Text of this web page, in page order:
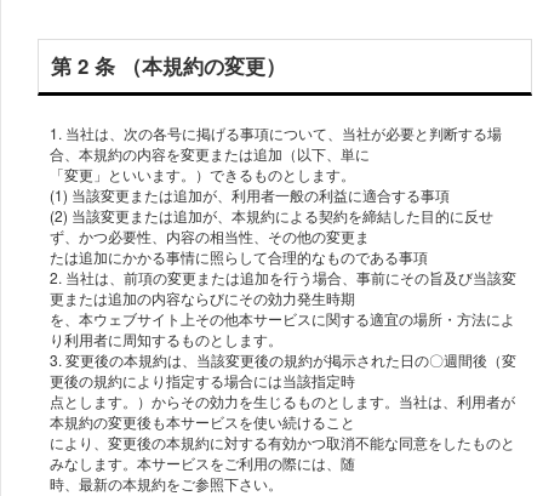
第 2 条 （本規約の変更）
1. 当社は、次の各号に掲げる事項について、当社が必要と判断する場
合、本規約の内容を変更または追加（以下、単に
「変更」といいます。）できるものとします。
(1) 当該変更または追加が、利⽤者⼀般の利益に適合する事項
(2) 当該変更または追加が、本規約による契約を締結した⽬的に反せ
ず、かつ必要性、内容の相当性、その他の変更ま
たは追加にかかる事情に照らして合理的なものである事項
2. 当社は、前項の変更または追加を⾏う場合、事前にその旨及び当該変
更または追加の内容ならびにその効⼒発⽣時期
を、本ウェブサイト上その他本サービスに関する適宜の場所・⽅法によ
り利⽤者に周知するものとします。
3. 変更後の本規約は、当該変更後の規約が掲⽰された⽇の〇週間後（変
更後の規約により指定する場合には当該指定時
点とします。）からその効⼒を⽣じるものとします。当社は、利⽤者が
本規約の変更後も本サービスを使い続けること
により、変更後の本規約に対する有効かつ取消不能な同意をしたものと
みなします。本サービスをご利⽤の際には、随
時、最新の本規約をご参照下さい。